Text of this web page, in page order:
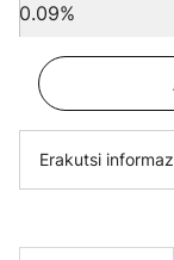
0.09%
Erakutsi